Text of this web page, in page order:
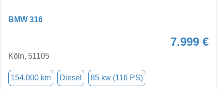
BMW 316
7.999 €
Köln, 51105
154.000 km Diesel 85 kw (116 PS)